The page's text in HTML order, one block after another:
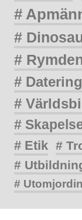
#
#
#
# Datering
#
#
# Etik #
#
#